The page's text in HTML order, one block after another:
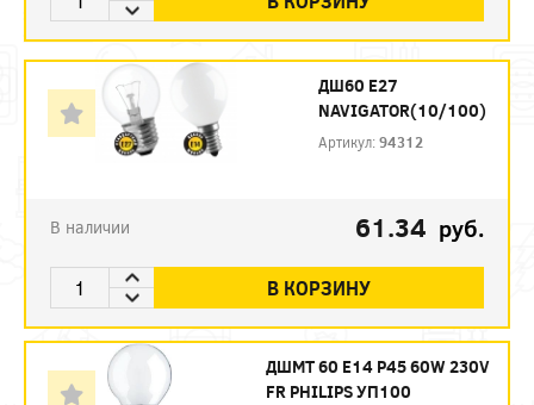
ДШ60 Е27
NAVIGATOR(10/100)
Артикул:94312
В наличии 61.34 руб.
В КОРЗИНУ
ДШМТ 60 Е14 P45 60W 230V
FR PHILIPS УП100